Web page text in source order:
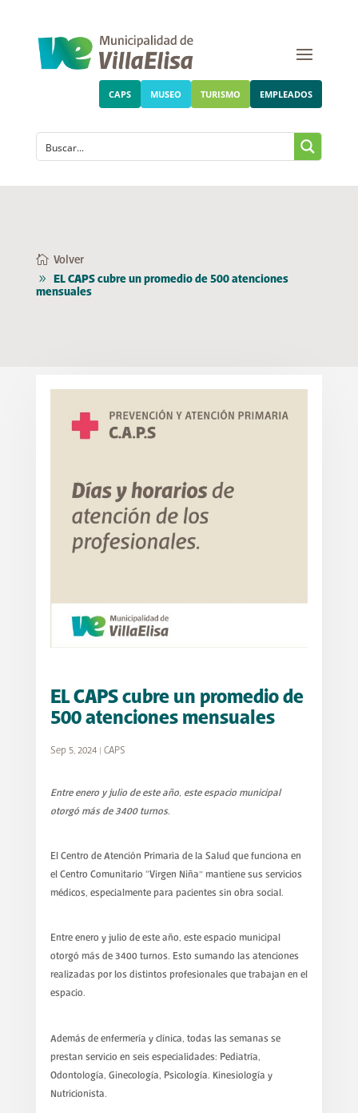
CAPS MUSEO TURISMO EMPLEADOS
Volver
EL CAPS cubre un promedio de 500 atenciones
mensuales
EL CAPS cubre un promedio de
500 atenciones mensuales
Sep 5, 2024| CAPS
Entre enero y julio de este año, este espacio municipal
otorgó más de 3400 turnos.
El Centro de Atención Primaria de la Salud que funciona en
el Centro Comunitario “Virgen Niña” mantiene sus servicios
médicos, especialmente para pacientes sin obra social.
Entre enero y julio de este año, este espacio municipal
otorgó más de 3400 turnos. Esto sumando las atenciones
realizadas por los distintos profesionales que trabajan en el
espacio.
Además de enfermería y clínica, todas las semanas se
prestan servicio en seis especialidades: Pediatría,
Odontología, Ginecología, Psicología. Kinesiología y
Nutricionista.